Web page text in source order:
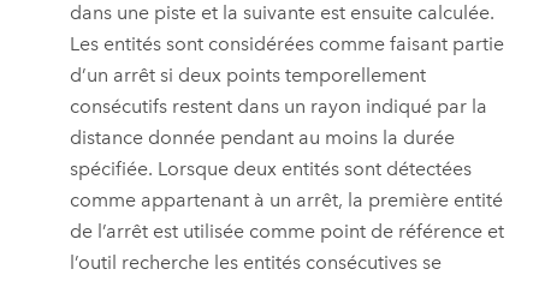
dans une piste et la suivante est ensuite calculée.
Les entités sont considérées comme faisant partie
d’un arrêt si deux points temporellement
consécutifs restent dans un rayon indiqué par la
distance donnée pendant au moins la durée
spécifiée. Lorsque deux entités sont détectées
comme appartenant à un arrêt, la première entité
de l’arrêt est utilisée comme point de référence et
l’outil recherche les entités consécutives se